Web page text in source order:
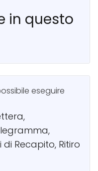
in questo
eseguire
di Recapito, Ritiro